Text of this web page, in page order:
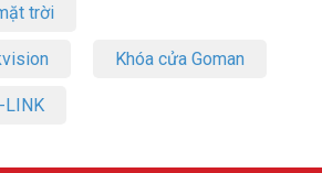
gọi điện qua app, quay
trời
Khóa cửa Goman
LINK